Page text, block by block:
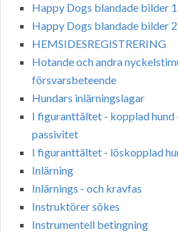
Happy Dogs blandade bilder
Happy Dogs blandade bilder
HEMSIDESREGISTRERING
Hotande och andra
försvarsbeteende
Hundars inlärningslagar
I figuranttältet - kopplad hund
passivitet
I figuranttältet - löskopplad
Inlärning
Inlärnings - och kravfas
Instruktörer sökes
Instrumentell betingning